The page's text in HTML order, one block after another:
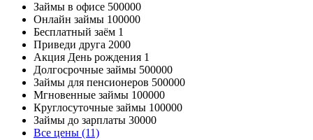
Займы в офисе 500000
Онлайн займы 100000
Бесплатный заём 1
Приведи друга 2000
Акция День рождения 1
Долгосрочные займы 500000
Займы для пенсионеров 500000
Мгновенные займы 100000
Круглосуточные займы 100000
Займы до зарплаты 30000
Все цены (11)